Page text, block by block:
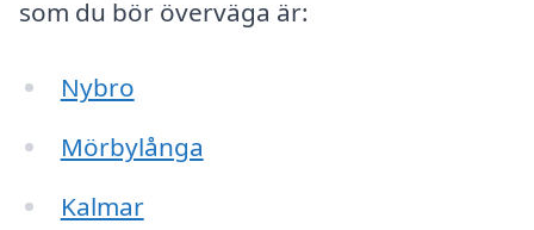
som du bör överväga är:
Nybro
Mörbylånga
Kalmar